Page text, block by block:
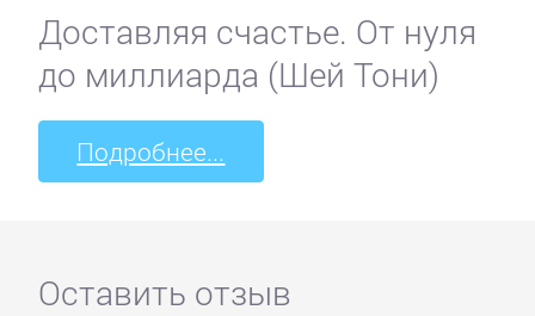
Доставляя счастье. От нуля
до миллиарда (Шей Тони)
Подробнее...
Оставить отзыв